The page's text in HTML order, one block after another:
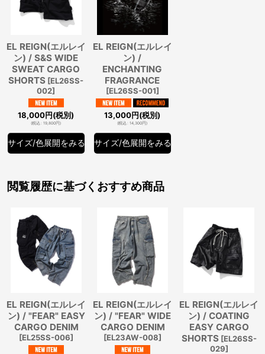
EL REIGN(エルレイ
ン) / S&S WIDE
SWEAT CARGO
SHORTS [EL26SS-
002]
18,000円(税別)
(税込: 19,800円)
サイズ/色展開をみる
EL REIGN(エルレイ
ン) /
ENCHANTING
FRAGRANCE
[EL26SS-001]
13,000円(税別)
(税込: 14,300円)
サイズ/色展開をみる
閲覧履歴に基づくおすすめ商品
EL REIGN(エルレイ
ン) / "FEAR" EASY
CARGO DENIM
[EL25SS-006]
EL REIGN(エルレイ
ン) / "FEAR" WIDE
CARGO DENIM
[EL23AW-008]
EL REIGN(エルレイ
ン) / COATING
EASY CARGO
SHORTS [EL26SS-
029]